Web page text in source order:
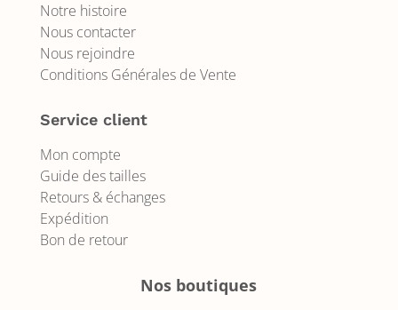
Notre histoire
Nous contacter
Nous rejoindre
Conditions Générales de Vente
Service client
Mon compte
Guide des tailles
Retours & échanges
Expédition
Bon de retour
Nos boutiques